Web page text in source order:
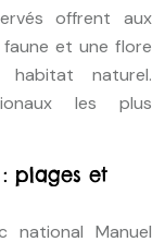
offrent aux
faune et une flore
habitat naturel.
les plus
plages et
Manuel